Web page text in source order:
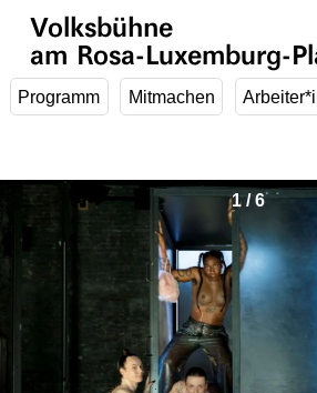
Volksbühne
am Rosa-Luxemburg-
Programm Mitmachen
1/6